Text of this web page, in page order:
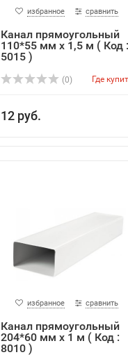
избранное сравнить
Канал прямоугольный
110*55 мм х 1,5 м ( Код :
5015 )
(0) Где
12 руб.
избранное сравнить
Канал прямоугольный
204*60 мм х 1 м ( Код :
8010 )